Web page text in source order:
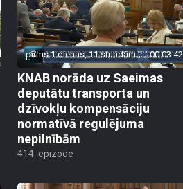
pirms 1 dienas, 11 stundām 00:03:42
KNAB norāda uz Saeimas
deputātu transporta un
dzīvokļu kompensāciju
normatīvā regulējuma
nepilnībām
414. epizode